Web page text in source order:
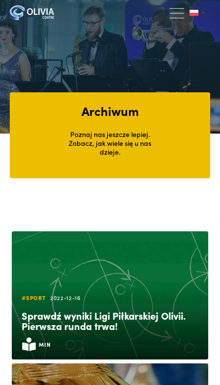
Archiwum
Poznaj nas jeszcze lepiej.
Zobacz, jak wiele się u nas
dzieje.
#SPORT 2022-12-16
Sprawdź wyniki Ligi Piłkarskiej Olivii.
Pierwsza runda trwa!
MIN